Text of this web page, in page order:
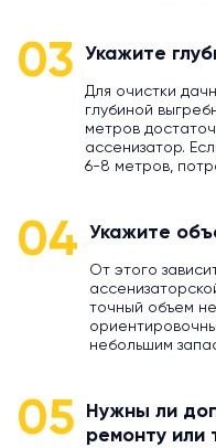
03 Укажите
Для очистки
глубиной
метров
ассенизатор.
6-8 метров,
04 Укажите
От этого
точный объем
небольшим
05
Нужны ли
ремонту или